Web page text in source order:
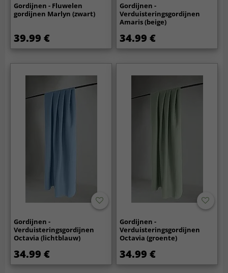
Gordijnen - Fluwelen
gordijnen Marlyn (zwart)
39.99 €
Gordijnen -
Verduisteringsgordijnen
Amaris (beige)
34.99 €
Gordijnen -
Verduisteringsgordijnen
Octavia (lichtblauw)
34.99 €
Gordijnen -
Verduisteringsgordijnen
Octavia (groente)
34.99 €